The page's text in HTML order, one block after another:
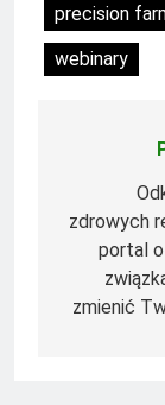
precision
webinary
zdrowych
portal
zmienić